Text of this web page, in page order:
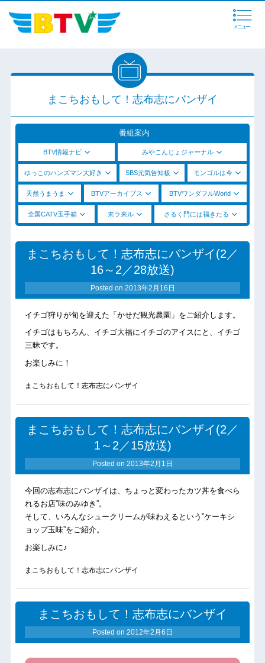
メニュー
まこちおもして！志布志にバンザイ
番組案内
BTV情報ナビ みやこんじょジャーナル
ゆっこのハンズマン大好き SBS元気告知板 モンゴルは今
天然うまうま BTVアーカイブス BTVワンダフルWorld
全国CATV玉手箱 未ラ来ル さるく門には福きたる
まこちおもして！志布志にバンザイ(2／
16～2／28放送)
Posted on 2013年2月16日
イチゴ狩りが旬を迎えた「かせだ観光農園」をご紹介します。
イチゴはもちろん、イチゴ大福にイチゴのアイスにと、イチゴ
三昧です。
お楽しみに！
まこちおもして！志布志にバンザイ
まこちおもして！志布志にバンザイ(2／
1～2／15放送)
Posted on 2013年2月1日
今回の志布志にバンザイは、ちょっと変わったカツ丼を食べら
れるお店”味のみゆき”。
そして、いろんなシュークリームが味わえるという”ケーキシ
ョップ玉味”をご紹介。
お楽しみに♪
まこちおもして！志布志にバンザイ
まこちおもして！志布志にバンザイ
Posted on 2012年2月6日